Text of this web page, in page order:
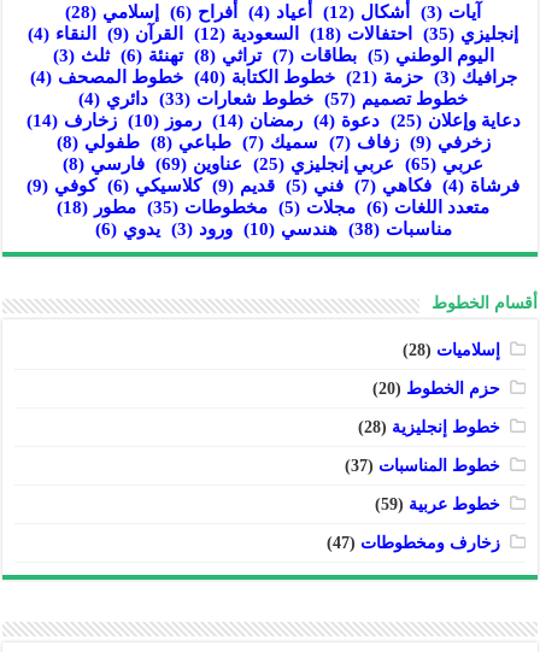
آيات (3) أشكال (12) أعياد (4) أفراح (6) إسلامي (28)
إنجليزي (35) احتفالات (18) السعودية (12) القرآن (9) النقاء (4)
اليوم الوطني (5) بطاقات (7) تراثي (8) تهنئة (6) ثلث (3)
جرافيك (3) حزمة (21) خطوط الكتابة (40) خطوط المصحف (4)
خطوط تصميم (57) خطوط شعارات (33) دائري (4)
دعاية وإعلان (25) دعوة (4) رمضان (14) رموز (10) زخارف (14)
زخرفي (9) زفاف (7) سميك (7) طباعي (8) طفولي (8)
عربي (65) عربي إنجليزي (25) عناوين (69) فارسي (8)
فرشاة (4) فكاهي (7) فني (5) قديم (9) كلاسيكي (6) كوفي (9)
متعدد اللغات (6) مجلات (5) مخطوطات (35) مطور (18)
مناسبات (38) هندسي (10) ورود (3) يدوي (6)
أقسام الخطوط
إسلاميات (28)
حزم الخطوط (20)
خطوط إنجليزية (28)
خطوط المناسبات (37)
خطوط عربية (59)
زخارف ومخطوطات (47)